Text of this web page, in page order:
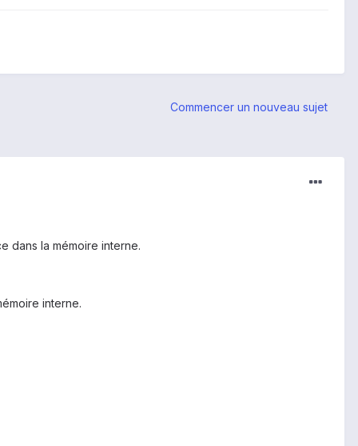
Commencer un nouveau sujet
dans la mémoire interne.
interne.